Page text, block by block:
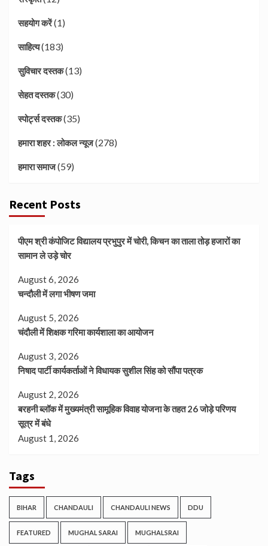
सहयोग करें(1)
साहित्य(183)
सुविचार दस्तक(13)
सेहत दस्तक(30)
स्पोर्ट्स दस्तक(35)
हमारा शहर : लोकल न्यूज(278)
हमारा समाज(59)
Recent Posts
पीएम श्री कंपोजिट विद्यालय प्रभुपुर में चोरी, किचन का ताला तोड़ हजारों का
सामान ले उड़े चोर
August 6, 2026
चन्दौली में लगा भीषण जमा
August 5, 2026
चंदौली में शिक्षक गरिमा कार्यशाला का आयोजन
August 3, 2026
निषाद पार्टी कार्यकर्ताओं ने विधायक सुशील सिंह को सौंपा पत्रक
August 2, 2026
बरहनी ब्लॉक में मुख्यमंत्री सामूहिक विवाह योजना के तहत 26 जोड़े परिणय
सूत्र में बंधे
August 1, 2026
Tags
BIHAR CHANDAULI CHANDAULI NEWS DDU
FEATURED MUGHAL SARAI MUGHALSRAI